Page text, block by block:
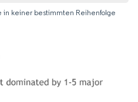
in keiner bestimmten Reihenfolge